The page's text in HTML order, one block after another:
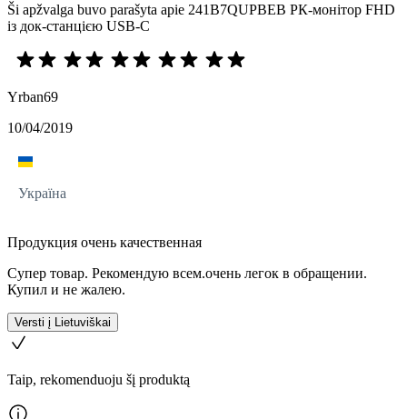
Ši apžvalga buvo parašyta apie 241B7QUPBEB РК-монітор FHD
із док-станцією USB-C
Yrban69
10/04/2019
Україна
Продукция очень качественная
Супер товар. Рекомендую всем.очень легок в обращении.
Купил и не жалею.
Versti į Lietuviškai
Taip, rekomenduoju šį produktą